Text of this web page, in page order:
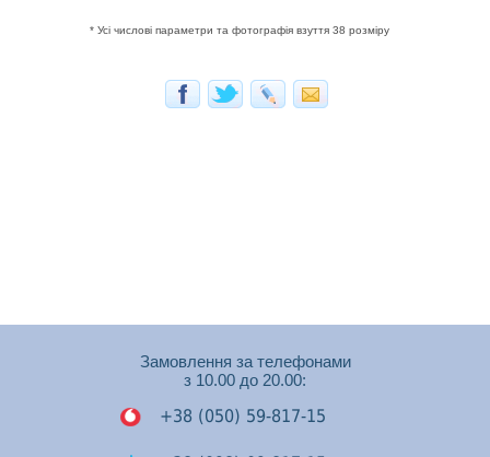
* Усі числові параметри та фотографія взуття 38 розміру
Замовлення за телефонами
з 10.00 до 20.00:
+38 (050) 59-817-15